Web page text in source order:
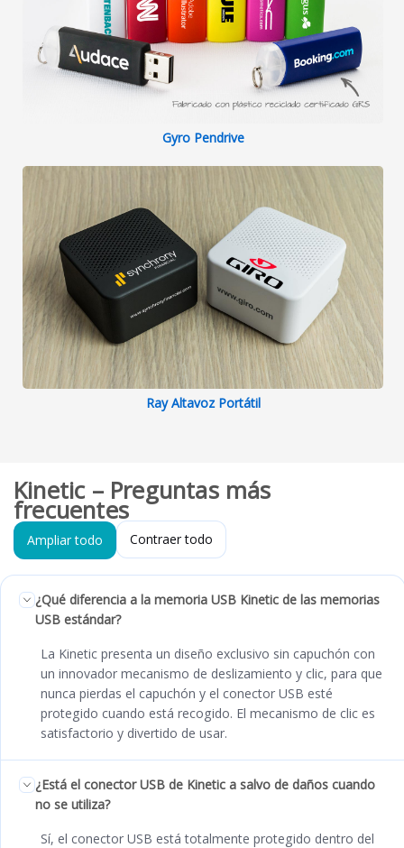
Gyro Pendrive
Ray Altavoz Portátil
Kinetic – Preguntas más
frecuentes
Ampliar todo Contraer todo
¿Qué diferencia a la memoria USB Kinetic de las memorias
USB estándar?
La Kinetic presenta un diseño exclusivo sin capuchón con
un innovador mecanismo de deslizamiento y clic, para que
nunca pierdas el capuchón y el conector USB esté
protegido cuando está recogido. El mecanismo de clic es
satisfactorio y divertido de usar.
¿Está el conector USB de Kinetic a salvo de daños cuando
no se utiliza?
Sí, el conector USB está totalmente protegido dentro del